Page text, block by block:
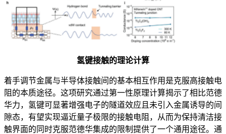
氢键接触的理论计算
着手调节金属与半导体接触间的基本相互作用是克服高接触电
阻的本质途径。这项研究通过第一性原理计算揭示了相比范德
华力，氢键可显著增强电子的隧道效应且未引入金属诱导的间
隙态，有望实现逼近量子极限的接触电阻，从而为保持清洁接
触界面的同时克服范德华集成的限制提供了一个通用途径。通